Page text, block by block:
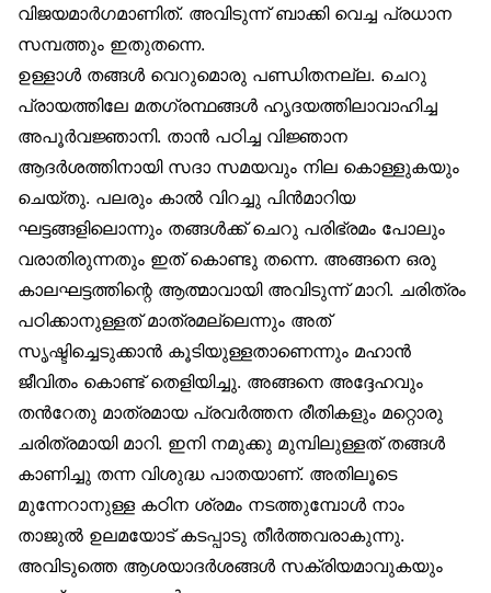
വിജയമാര്‍ഗമാണിത്. അവിടുന്ന് ബാക്കി വെച്ച പ്രധാന
സമ്പത്തും ഇതുതന്നെ.
ഉള്ളാള്‍ തങ്ങള്‍ വെറുമൊരു പണ്ഡിതനല്ല. ചെറു
പ്രായത്തിലേ മതഗ്രന്ഥങ്ങള്‍ ഹൃദയത്തിലാവാഹിച്ച
അപൂര്‍വജ്ഞാനി. താന്‍ പഠിച്ച വിജ്ഞാന
ആദര്‍ശത്തിനായി സദാ സമയവും നില കൊള്ളുകയും
ചെയ്തു. പലരും കാല്‍ വിറച്ചു പിന്‍മാറിയ
ഘട്ടങ്ങളിലൊന്നും തങ്ങള്‍ക്ക് ചെറു പരിഭ്രമം പോലും
വരാതിരുന്നതും ഇത് കൊണ്ടു തന്നെ. അങ്ങനെ ഒരു
കാലഘട്ടത്തിന്റെ ആത്മാവായി അവിടുന്ന് മാറി. ചരിത്രം
പഠിക്കാനുള്ളത് മാത്രമല്ലെന്നും അത്
സൃഷ്ടിച്ചെടുക്കാന്‍ കൂടിയുള്ളതാണെന്നും മഹാന്‍
ജീവിതം കൊണ്ട് തെളിയിച്ചു. അങ്ങനെ അദ്ദേഹവും
തന്‍റേതു മാത്രമായ പ്രവര്‍ത്തന രീതികളും മറ്റൊരു
ചരിത്രമായി മാറി. ഇനി നമുക്കു മുമ്പിലുള്ളത് തങ്ങള്‍
കാണിച്ചു തന്ന വിശുദ്ധ പാതയാണ്. അതിലൂടെ
മുന്നേറാനുള്ള കഠിന ശ്രമം നടത്തുമ്പോള്‍ നാം
താജുല്‍ ഉലമയോട് കടപ്പാടു തീര്‍ത്തവരാകുന്നു.
അവിടുത്തെ ആശയാദര്‍ശങ്ങള്‍ സക്രിയമാവുകയും